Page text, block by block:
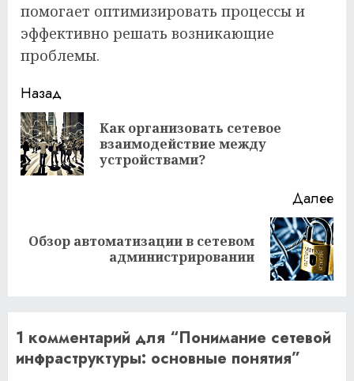
помогает оптимизировать процессы и
эффективно решать возникающие
проблемы.
Продолжить
чтение
Назад
Как организовать сетевое
взаимодействие между
устройствами?
Далее
Следующая
Обзор автоматизации в сетевом
администрировании
1 комментарий для “Понимание сетевой
инфраструктуры: основные понятия”